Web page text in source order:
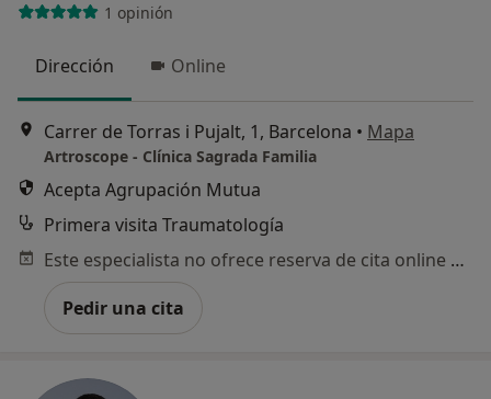
1 opinión
Dirección Online
Carrer de Torras i Pujalt, 1, Barcelona • Mapa
Artroscope - Clínica Sagrada Familia
Acepta Agrupación Mutua
Primera visita Traumatología
Este especialista no ofrece reserva de cita online en esta dirección.
Pedir una cita